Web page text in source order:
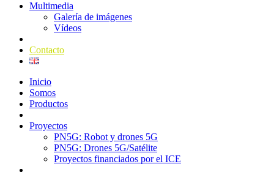
Multimedia
Galería de imágenes
Vídeos
Contacto
Inicio
Somos
Productos
Proyectos
PN5G: Robot y drones 5G
PN5G: Drones 5G/Satélite
Proyectos financiados por el ICE